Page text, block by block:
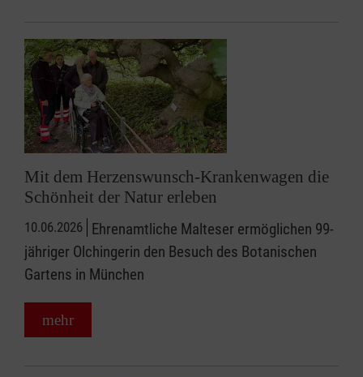
Mit dem Herzenswunsch-Krankenwagen die
Schönheit der Natur erleben
10.06.2026 Ehrenamtliche Malteser ermöglichen 99-
jähriger Olchingerin den Besuch des Botanischen
Gartens in München
mehr